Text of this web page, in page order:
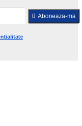
Aboneaza-ma